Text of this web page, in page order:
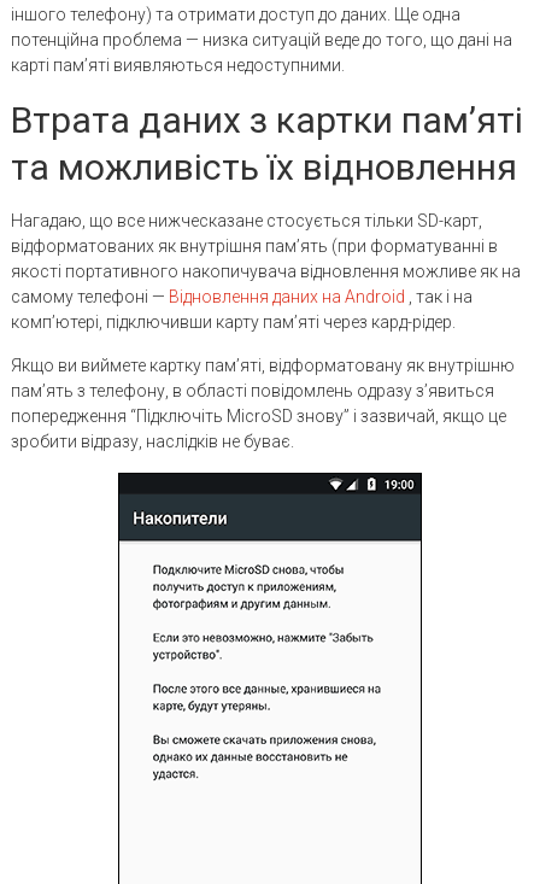
іншого телефону) та отримати доступ до даних. Ще одна
потенційна проблема — низка ситуацій веде до того, що дані на
карті пам’яті виявляються недоступними.
Втрата даних з картки пам’яті
та можливість їх відновлення
Нагадаю, що все нижческазане стосується тільки SD-карт,
відформатованих як внутрішня пам’ять (при форматуванні в
якості портативного накопичувача відновлення можливе як на
самому телефоні — Відновлення даних на Android , так і на
комп’ютері, підключивши карту пам’яті через кард-рідер.
Якщо ви виймете картку пам’яті, відформатовану як внутрішню
пам’ять з телефону, в області повідомлень одразу з’явиться
попередження “Підключіть MicroSD знову” і зазвичай, якщо це
зробити відразу, наслідків не буває.